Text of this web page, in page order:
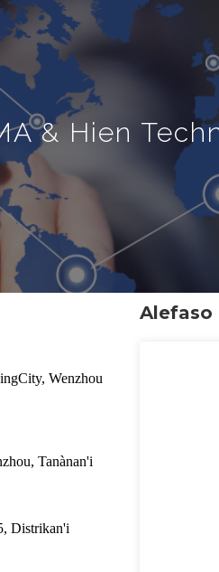
& Hien
Wenzhou
Tanànan'i
Distrikan'i
Alefaso